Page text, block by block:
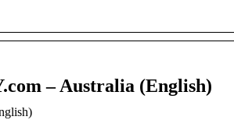
– Australia (English)